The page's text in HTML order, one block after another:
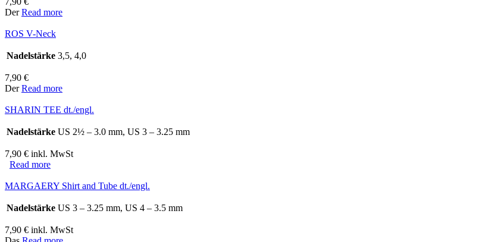
DerRead more
ROS V-Neck
Nadelstärke 3,5, 4,0
7,90 €
DerRead more
SHARIN TEE dt./engl.
Nadelstärke US 2½ – 3.0 mm, US 3 – 3.25 mm
7,90 € inkl. MwSt
Read more
MARGAERY Shirt and Tube dt./engl.
Nadelstärke US 3 – 3.25 mm, US 4 – 3.5 mm
7,90 € inkl. MwSt